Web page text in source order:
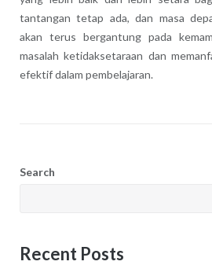
tantangan tetap ada, dan masa
akan terus bergantung pada
masalah ketidaksetaraan dan
efektif dalam pembelajaran.
Search
Recent Posts